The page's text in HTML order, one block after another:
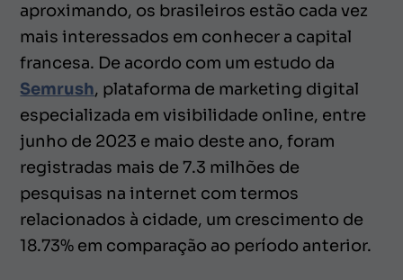
aproximando, os brasileiros estão cada vez
mais interessados em conhecer a capital
francesa. De acordo com um estudo da
Semrush, plataforma de marketing digital
especializada em visibilidade online, entre
junho de 2023 e maio deste ano, foram
registradas mais de 7.3 milhões de
pesquisas na internet com termos
relacionados à cidade, um crescimento de
18.73% em comparação ao período anterior.